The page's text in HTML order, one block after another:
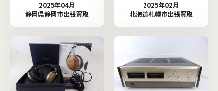
2025年04月
静岡県静岡市出張買取
2025年02月
北海道札幌市出張買取